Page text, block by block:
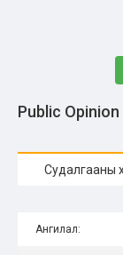
Public
Судалгааны
Ангилал: